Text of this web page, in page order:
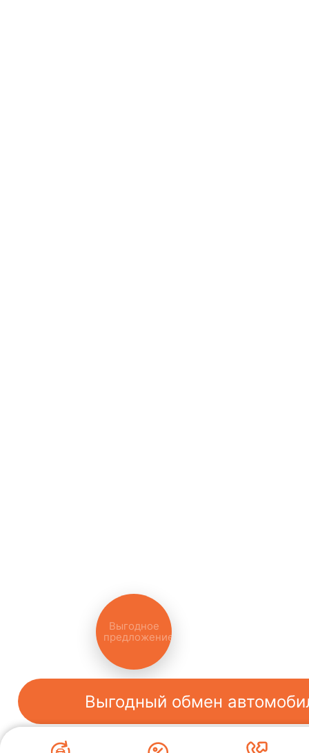
Индивидуальное
на покупку автомобилей
Trade-in Акции Заказать